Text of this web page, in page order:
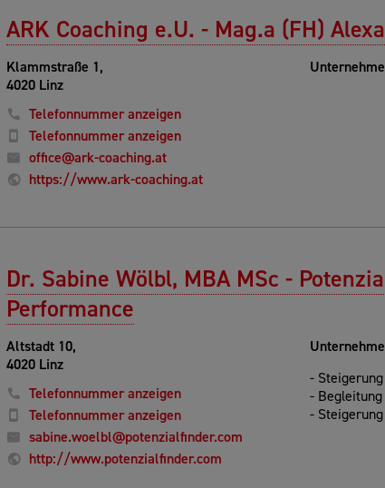
ARK Coaching e.U. - Mag.a (FH)
Klammstraße 1,
4020 Linz
Telefonnummer anzeigen
Telefonnummer anzeigen
office@ark-coaching.at
https://www.ark-coaching.at
Dr. Sabine Wölbl, MBA MSc -
Performance
Altstadt 10,
4020 Linz
Telefonnummer anzeigen
Telefonnummer anzeigen
sabine.woelbl@potenzialfinder.com
http://www.potenzialfinder.com
-
-
-